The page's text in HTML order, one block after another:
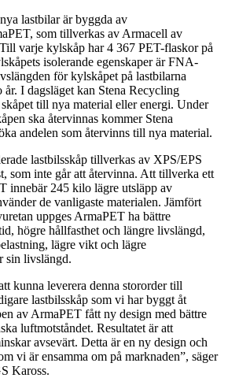
lastbilar är byggda av
som tillverkas av Armacell av
varje kylskåp har 4 367 PET-flaskor på
isolerande egenskaper är FNA-
för kylskåpet på lastbilarna
I dagsläget kan Stena Recycling
till nya material eller energi. Under
ska återvinnas kommer Stena
andelen som återvinns till nya material.
lastbilsskåp tillverkas av XPS/EPS
som inte går att återvinna. Att tillverka ett
innebär 245 kilo lägre utsläpp av
de vanligaste materialen. Jämfört
uppges ArmaPET ha bättre
högre hållfasthet och längre livslängd,
lägre vikt och lägre
sin livslängd.
kunna leverera denna stororder till
lastbilsskåp som vi har byggt åt
av ArmaPET fått ny design med bättre
luftmotståndet. Resultatet är att
avsevärt. Detta är en ny design och
vi är ensamma om på marknaden”, säger
Kaross.